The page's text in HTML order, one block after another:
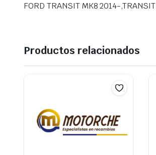
FORD TRANSIT MK8 2014-
Productos relacionados